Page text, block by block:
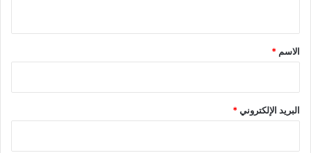
*
الاسم *
البريد الإلكتروني*